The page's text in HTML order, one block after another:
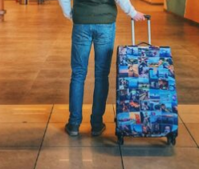
羽田空港で購入した空弁を食べる場所は空港内のどこ
がベスト？